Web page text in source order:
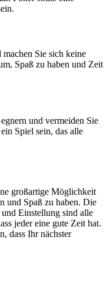
Sie sich keine
Spaß zu haben und Zeit
und vermeiden Sie
Spiel sein, das alle
großartige Möglichkeit
und Spaß zu haben. Die
Einstellung sind alle
jeder eine gute Zeit hat.
dass Ihr nächster